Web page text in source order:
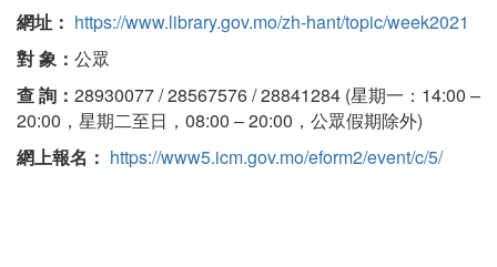
網址： https://www.library.gov.mo/zh-hant/topic/week2021
對 象： 公眾
查 詢： 28930077 / 28567576 / 28841284 (星期一：14:00 –
20:00，星期二至日，08:00 – 20:00，公眾假期除外)
網上報名： https://www5.icm.gov.mo/eform2/event/c/5/